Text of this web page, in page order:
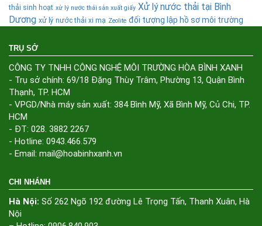
thải sinh hoạt xử lý nước thải sản xuất giấy Xử lý nước thải tại Bình
Dương xử lý nước thải xi mạ Zeolite đối tượng lập hồ sơ môi trường
TRỤ SỞ
CÔNG TY TNHH CÔNG NGHỆ MÔI TRƯỜNG HÒA BÌNH XANH
- Trụ sở chính: 69/18 Đặng Thùy Trâm, Phường 13, Quận Bình
Thạnh, TP. HCM
- VPGD/Nhà máy sản xuất: 384 Bình Mỹ, Xã Bình Mỹ, Củ Chi, TP.
HCM
- ĐT: 028. 3882 2267
- Hotline: 0943.466.579
- Email: mail@hoabinhxanh.vn
CHI NHÁNH
Hà Nội: Số 262 Ngõ 192 đường Lê Trọng Tấn, Thanh Xuân, Hà
Nội